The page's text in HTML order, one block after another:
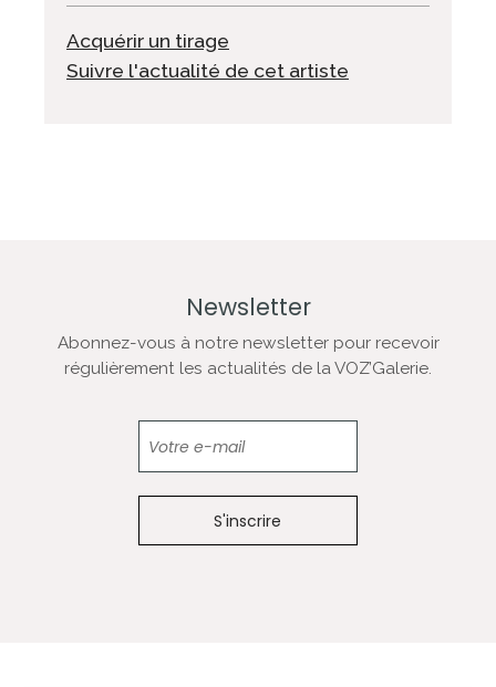
Acquérir un tirage
Suivre l'actualité de cet artiste
Newsletter
Abonnez-vous à notre newsletter pour recevoir
régulièrement les actualités de la VOZ’Galerie.